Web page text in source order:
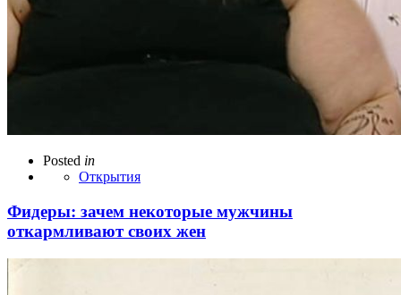
Posted in
Открытия
Фидеры: зачем некоторые мужчины
откармливают своих жен